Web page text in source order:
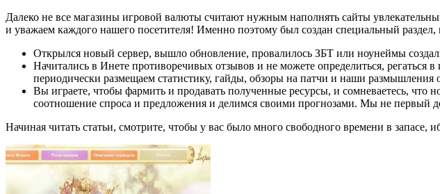
Далеко не все магазины игровой валюты считают нужным наполнять сайты
и уважаем каждого нашего посетителя! Именно поэтому был создан специальный
Открылся новый сервер, вышло обновление, провалилось ЗБТ или ноунеймы
Начитались в Инете противоречивых отзывов и не можете определиться,
периодически размещаем статистику, гайды, обзоры на патчи и наши размышления
Вы играете, чтобы фармить и продавать полученные ресурсы, и сомневаетесь,
соотношение спроса и предложения и делимся своими прогнозами. Мы не первый
Начиная читать статьи, смотрите, чтобы у вас было много свободного времени в запасе,